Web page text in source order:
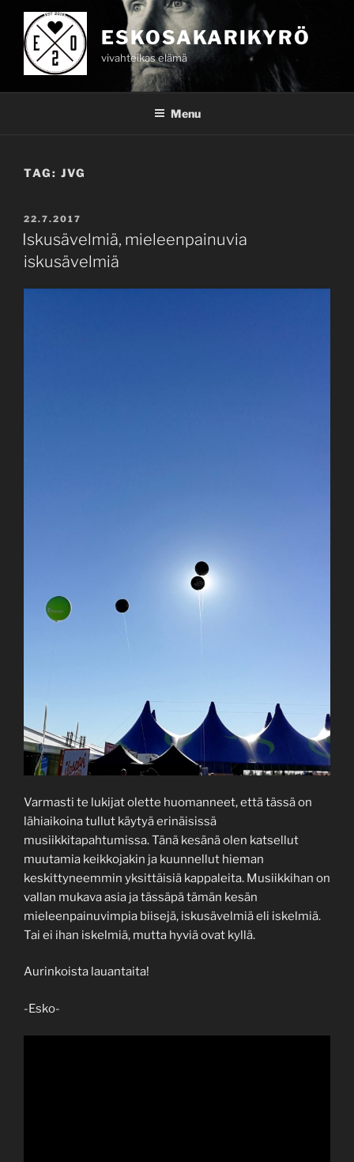
content
ESKOSAKARIKYRÖ
vivahteikas elämä
Menu
TAG: JVG
POSTED
ON
22.7.2017
Iskusävelmiä, mieleenpainuvia
iskusävelmiä
Varmasti te lukijat olette huomanneet, että tässä on
lähiaikoina tullut käytyä erinäisissä
musiikkitapahtumissa. Tänä kesänä olen katsellut
muutamia keikkojakin ja kuunnellut hieman
keskittyneemmin yksittäisiä kappaleita. Musiikkihan on
vallan mukava asia ja tässäpä tämän kesän
mieleenpainuvimpia biisejä, iskusävelmiä eli iskelmiä.
Tai ei ihan iskelmiä, mutta hyviä ovat kyllä.
Aurinkoista lauantaita!
-Esko-